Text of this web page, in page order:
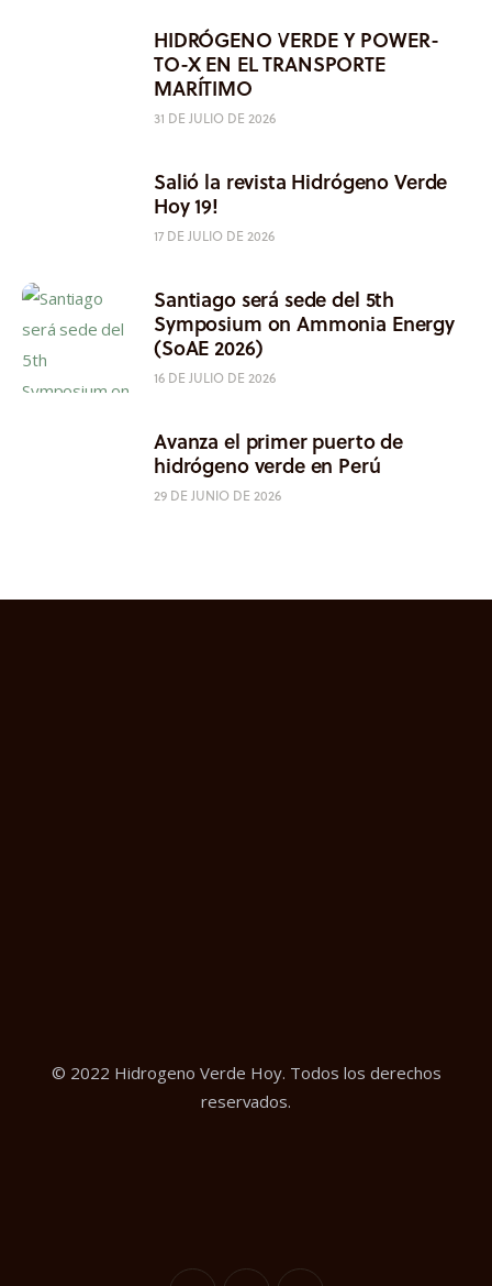
HIDRÓGENO VERDE Y POWER-
TO-X EN EL TRANSPORTE
MARÍTIMO
31 DE JULIO DE 2026
Salió la revista Hidrógeno Verde
Hoy 19!
17 DE JULIO DE 2026
Santiago será sede del 5th
Symposium on Ammonia Energy
(SoAE 2026)
16 DE JULIO DE 2026
Avanza el primer puerto de
hidrógeno verde en Perú
29 DE JUNIO DE 2026
© 2022 Hidrogeno Verde Hoy. Todos los derechos
reservados.